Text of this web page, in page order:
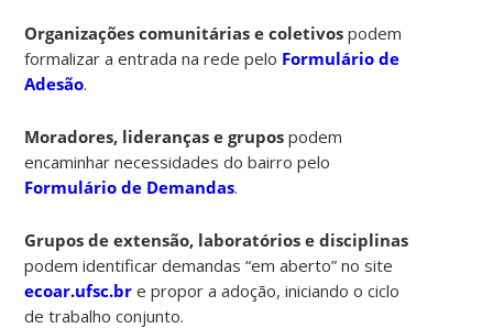
Organizações comunitárias e coletivos podem
formalizar a entrada na rede pelo Formulário de
Adesão.
Moradores, lideranças e grupos podem
encaminhar necessidades do bairro pelo
Formulário de Demandas.
Grupos de extensão, laboratórios e disciplinas
podem identificar demandas “em aberto” no site
ecoar.ufsc.br e propor a adoção, iniciando o ciclo
de trabalho conjunto.